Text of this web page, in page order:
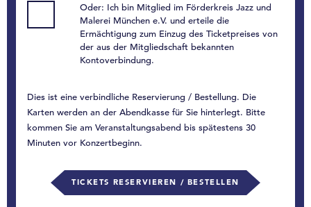
Oder: Ich bin Mitglied im Förderkreis Jazz und
Malerei München e.V. und erteile die
Ermächtigung zum Einzug des Ticketpreises von
der aus der Mitgliedschaft bekannten
Kontoverbindung.
Dies ist eine verbindliche Reservierung / Bestellung. Die
Karten werden an der Abendkasse für Sie hinterlegt. Bitte
kommen Sie am Veranstaltungsabend bis spätestens 30
Minuten vor Konzertbeginn.
TICKETS RESERVIEREN / BESTELLEN